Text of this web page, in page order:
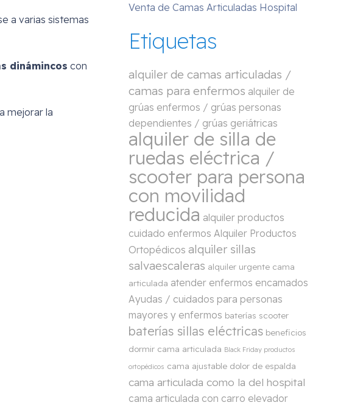
a varias sistemas
dinámincos con
mejorar la
Venta de Camas Articuladas Hospital
Etiquetas
alquiler de camas articuladas /
camas para enfermos alquiler de
grúas enfermos / grúas personas
dependientes / grúas geriátricas
alquiler de silla de
ruedas eléctrica /
scooter para persona
con movilidad
reducida alquiler productos
cuidado enfermos Alquiler Productos
Ortopédicos alquiler sillas
salvaescaleras alquiler urgente cama
articulada atender enfermos encamados
Ayudas / cuidados para personas
mayores y enfermos baterías scooter
baterías sillas eléctricas beneficios
dormir cama articulada Black Friday productos
ortopédicos cama ajustable dolor de espalda
cama articulada como la del hospital
cama articulada con carro elevador